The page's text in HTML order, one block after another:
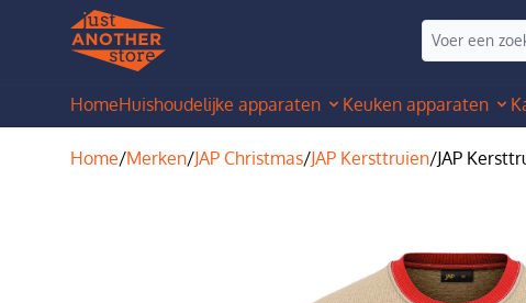
HomeHuishoudelijke apparaten Keuken apparaten
Home/Merken/JAP Christmas/JAP Kersttruien/JAP